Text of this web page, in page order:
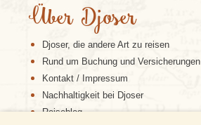
Über Djoser
Djoser, die andere Art zu reisen
Rund um Buchung und Versicherungen
Kontakt / Impressum
Nachhaltigkeit bei Djoser
Reiseblog